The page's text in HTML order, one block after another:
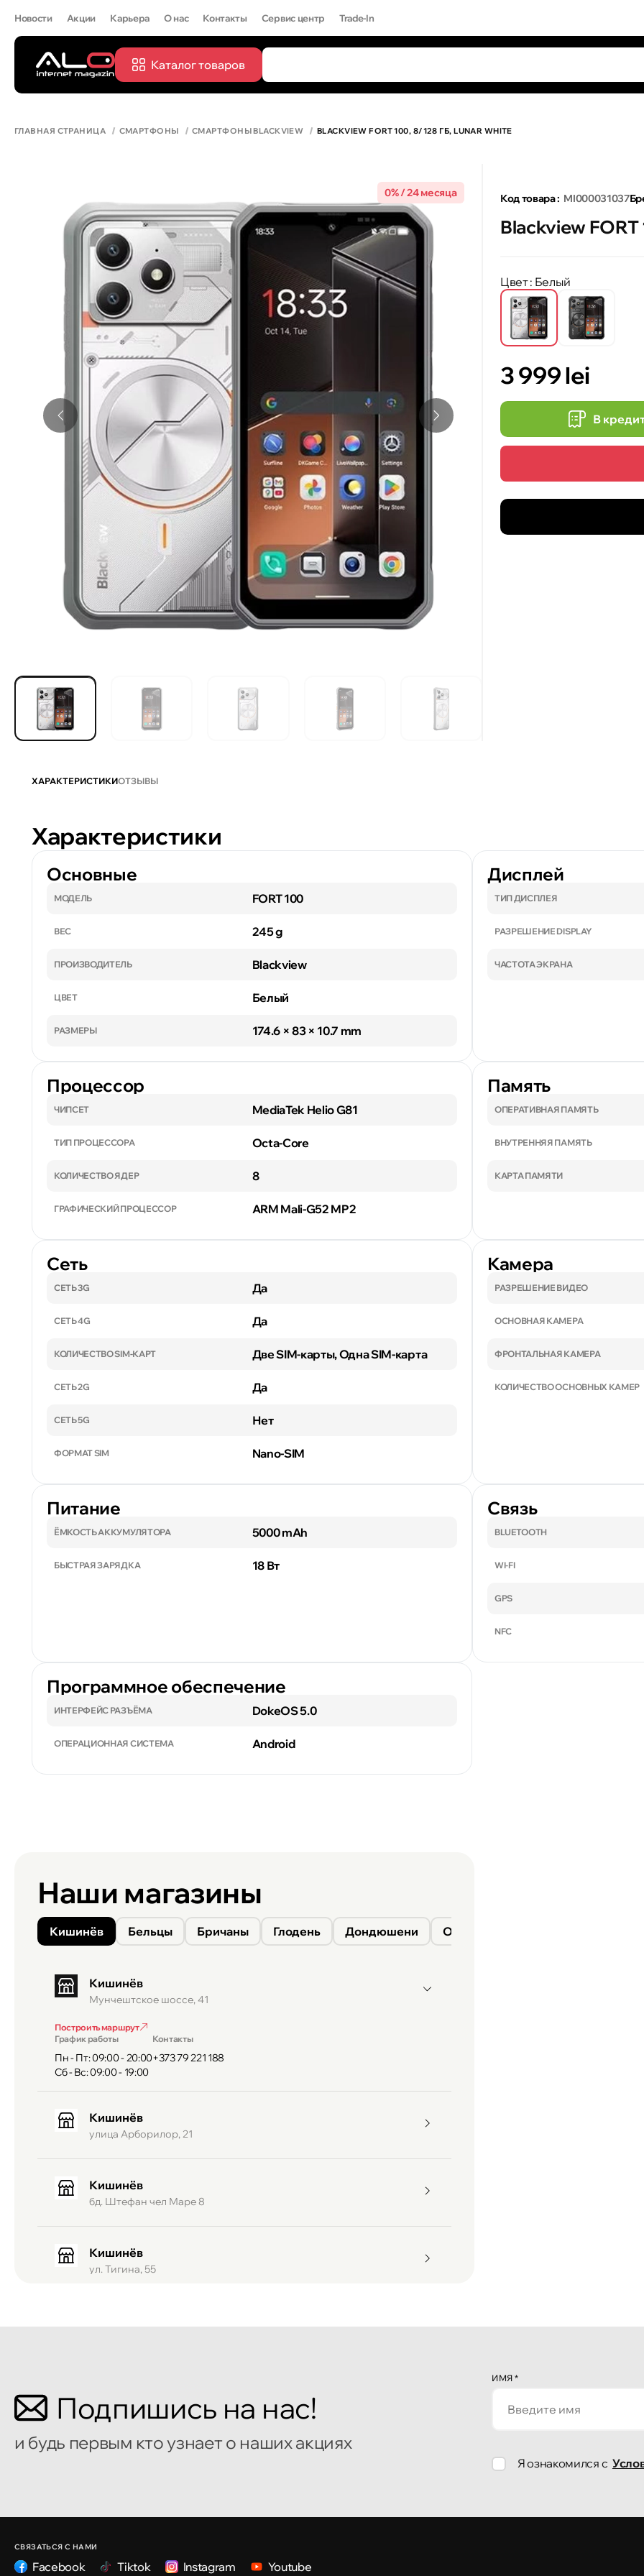
Новости Акции Карьера О нас Контакты Сервис центр Trade-In
Каталог товаров
ГЛАВНАЯ СТРАНИЦА СМАРТФОНЫ СМАРТФОНЫ BLACKVIEW BLACKVIEW FORT 100, 8/128 ГБ, LUNAR WHITE
0% / 24 месяца Код товара : MI000031037
Blackview
Цвет: Белый
3 999 lei
В
ХАРАКТЕРИСТИКИОТЗЫВЫ
Характеристики
Основные
МОДЕЛЬ FORT 100
ВЕС 245 g
ПРОИЗВОДИТЕЛЬ Blackview
ЦВЕТ Белый
РАЗМЕРЫ 174.6 × 83 × 10.7 mm
Дисплей
ТИП ДИСПЛЕЯ
РАЗРЕШЕНИЕ DISPLAY
ЧАСТОТА ЭКРАНА
Процессор
ЧИПСЕТ MediaTek Helio G81
ТИП ПРОЦЕССОРА Octa-Core
КОЛИЧЕСТВО ЯДЕР 8
ГРАФИЧЕСКИЙ ПРОЦЕССОР ARM Mali-G52 MP2
Память
ОПЕРАТИВНАЯ ПАМЯТЬ
ВНУТРЕННЯЯ ПАМЯТЬ
КАРТА ПАМЯТИ
Сеть
СЕТЬ 3G Да
СЕТЬ 4G Да
КОЛИЧЕСТВО SIM-КАРТ Две SIM-карты, Одна SIM-карта
СЕТЬ 2G Да
СЕТЬ 5G Нет
ФОРМАТ SIM Nano-SIM
Камера
РАЗРЕШЕНИЕ ВИДЕО
ОСНОВНАЯ КАМЕРА
ФРОНТАЛЬНАЯ КАМЕРА
КОЛИЧЕСТВО ОСНОВНЫХ КАМЕР
Питание
ЁМКОСТЬ АККУМУЛЯТОРА 5000 mAh
БЫСТРАЯ ЗАРЯДКА 18 Вт
Связь
BLUETOOTH
WI-FI
GPS
NFC
Программное обеспечение
ИНТЕРФЕЙС РАЗЪЁМА DokeOS 5.0
ОПЕРАЦИОННАЯ СИСТЕМА Android
Наши магазины
Кишинёв Бельцы Бричаны Глодень Дондюшени Окница
Кишинёв
Мунчештское шоссе, 41
Построить маршрут
График работы
Пн - Пт: 09:00 - 20:00
Сб - Вс: 09:00 - 19:00
Контакты
+373 79 221 188
Кишинёв
улица Арборилор, 21
Кишинёв
бд. Штефан чел Маре 8
Кишинёв
ул. Тигина, 55
улица Алеку Руссо 1
Кишинёв
Подпишись на нас!
и будь первым кто узнает о наших акциях
ИМЯ *
Я ознакомился с
СВЯЗАТЬСЯ С НАМИ
Facebook Tiktok Instagram Youtube